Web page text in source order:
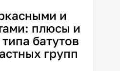
и
плюсы и
батутов
групп